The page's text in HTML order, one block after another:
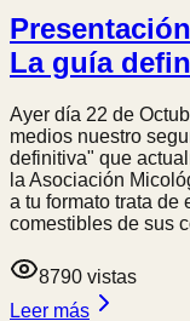
La guía
Ayer día 22 de
medios nuestro
definitiva" que
la Asociación
a tu formato trata de
comestibles de sus
8790 vistas
Leer más